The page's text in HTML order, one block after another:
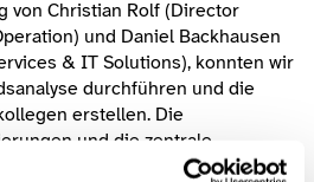
von Christian Rolf (Director
und Daniel Backhausen
& IT Solutions), konnten wir
durchführen und die
erstellen. Die
und die zentrale
waren dank der Kompetenzen